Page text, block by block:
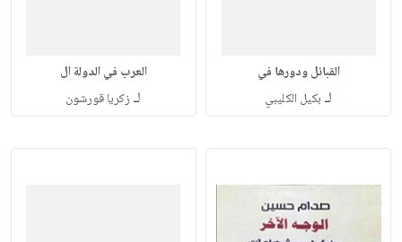
القبائل ودورها في
لـ بكيل الكليبي
العرب في الدولة ال
لـ زكريا قورشون